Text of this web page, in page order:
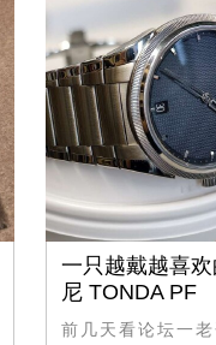
一只越戴越喜
尼 TONDA PF
前几天看论坛一